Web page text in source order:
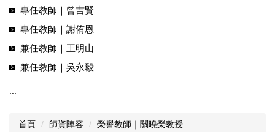
專任教師｜曾吉賢
專任教師｜謝侑恩
兼任教師｜王明山
兼任教師｜吳永毅
:::
首頁 師資陣容 榮譽教師｜關曉榮教授